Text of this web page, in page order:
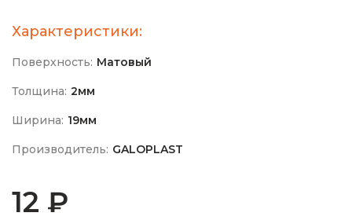
Характеристики:
Поверхность: Матовый
Толщина: 2мм
Ширина: 19мм
Производитель: GALOPLAST
12 ₽